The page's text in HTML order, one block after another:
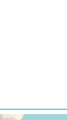
させてしま